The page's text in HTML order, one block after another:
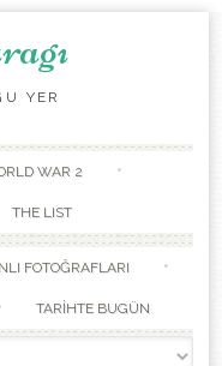
YER
WAR 2
THE LIST
FOTOĞRAFLARI
TARİHTE BUGÜN